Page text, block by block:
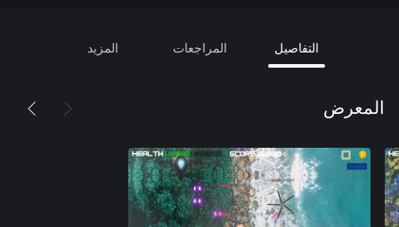
التفاصيل المراجعات المزيد
المعرض